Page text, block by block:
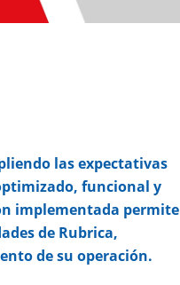
las expectativas
funcional y
implementada permite
de Rubrica,
de su operación.